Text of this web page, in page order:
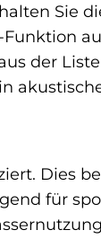
Sie
der
Dies
für